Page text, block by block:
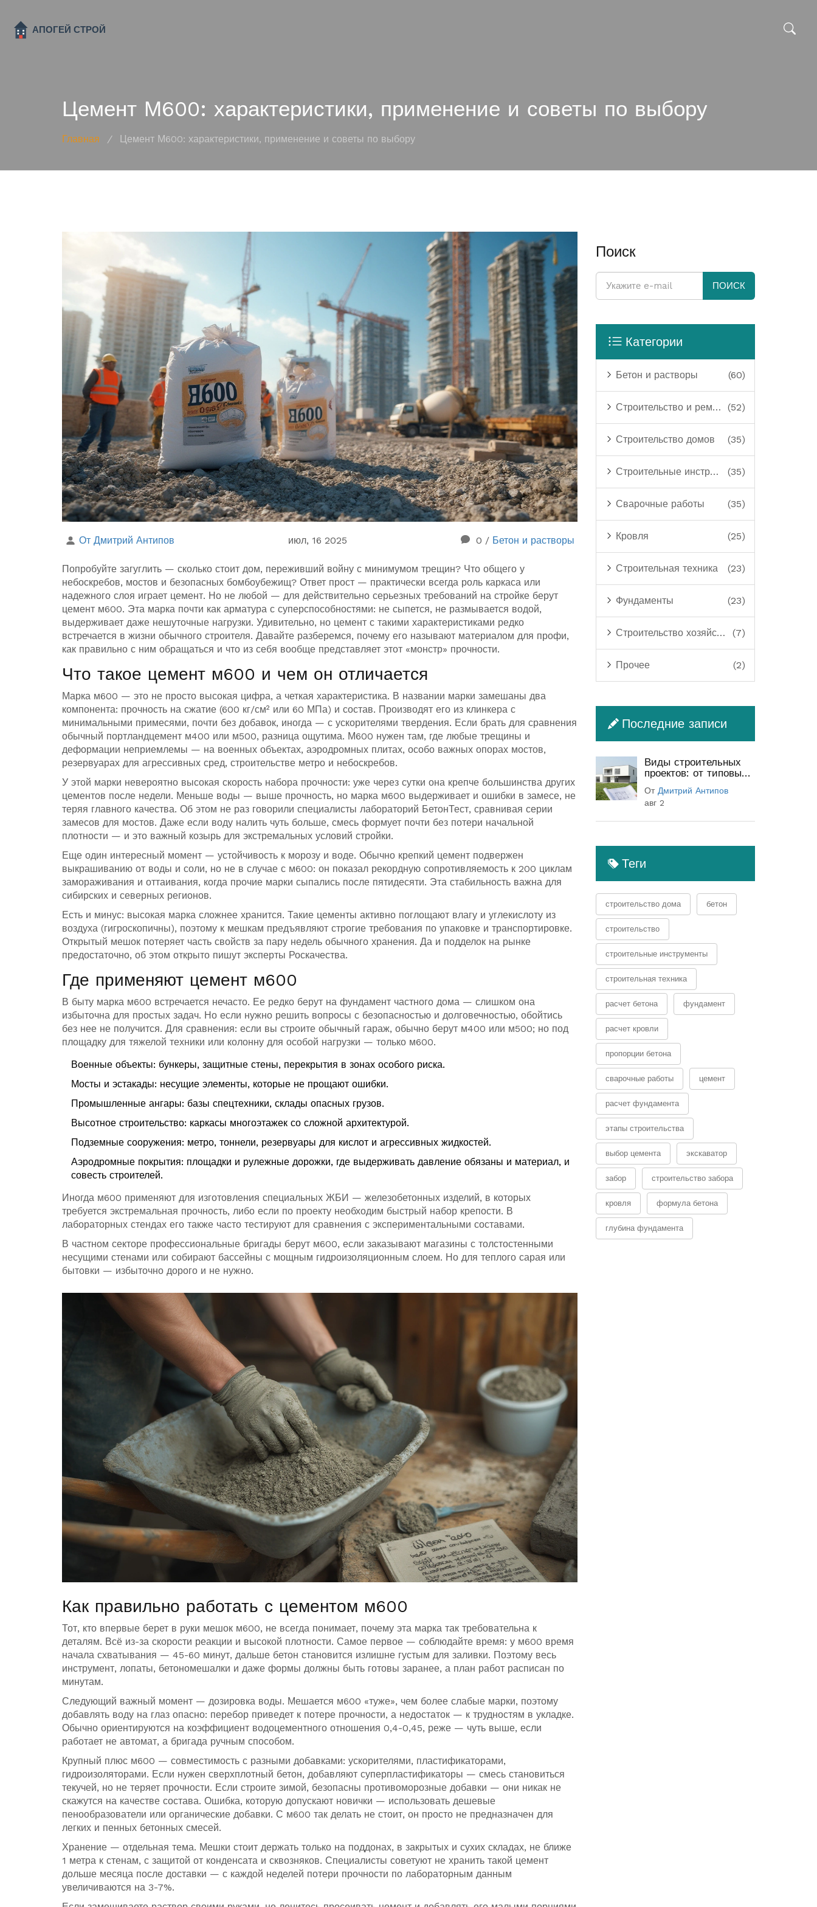
Цемент М600: характеристики, применение и советы по выбору
Главная / Цемент М600: характеристики, применение и советы по выбору
От Дмитрий Антипов июл, 16 2025 0 / Бетон и растворы
Попробуйте загуглить — сколько стоит дом, переживший войну с минимумом трещин? Что общего у
небоскребов, мостов и безопасных бомбоубежищ? Ответ прост — практически всегда роль каркаса или
надежного слоя играет цемент. Но не любой — для действительно серьезных требований на стройке берут
цемент м600. Эта марка почти как арматура с суперспособностями: не сыпется, не размывается водой,
выдерживает даже нешуточные нагрузки. Удивительно, но цемент с такими характеристиками редко
встречается в жизни обычного строителя. Давайте разберемся, почему его называют материалом для профи,
как правильно с ним обращаться и что из себя вообще представляет этот «монстр» прочности.
Что такое цемент м600 и чем он отличается
Марка м600 — это не просто высокая цифра, а четкая характеристика. В названии марки замешаны два
компонента: прочность на сжатие (600 кг/см² или 60 МПа) и состав. Производят его из клинкера с
минимальными примесями, почти без добавок, иногда — с ускорителями твердения. Если брать для сравнения
обычный портландцемент м400 или м500, разница ощутима. М600 нужен там, где любые трещины и
деформации неприемлемы — на военных объектах, аэродромных плитах, особо важных опорах мостов,
резервуарах для агрессивных сред, строительстве метро и небоскребов.
У этой марки невероятно высокая скорость набора прочности: уже через сутки она крепче большинства других
цементов после недели. Меньше воды — выше прочность, но марка м600 выдерживает и ошибки в замесе, не
теряя главного качества. Об этом не раз говорили специалисты лабораторий БетонТест, сравнивая серии
замесов для мостов. Даже если воду налить чуть больше, смесь формует почти без потери начальной
плотности — и это важный козырь для экстремальных условий стройки.
Еще один интересный момент — устойчивость к морозу и воде. Обычно крепкий цемент подвержен
выкрашиванию от воды и соли, но не в случае с м600: он показал рекордную сопротивляемость к 200 циклам
замораживания и оттаивания, когда прочие марки сыпались после пятидесяти. Эта стабильность важна для
сибирских и северных регионов.
Есть и минус: высокая марка сложнее хранится. Такие цементы активно поглощают влагу и углекислоту из
воздуха (гигроскопичны), поэтому к мешкам предъявляют строгие требования по упаковке и транспортировке.
Открытый мешок потеряет часть свойств за пару недель обычного хранения. Да и подделок на рынке
предостаточно, об этом открыто пишут эксперты Роскачества.
Где применяют цемент м600
В быту марка м600 встречается нечасто. Ее редко берут на фундамент частного дома — слишком она
избыточна для простых задач. Но если нужно решить вопросы с безопасностью и долговечностью, обойтись
без нее не получится. Для сравнения: если вы строите обычный гараж, обычно берут м400 или м500; но под
площадку для тяжелой техники или колонну для особой нагрузки — только м600.
Военные объекты: бункеры, защитные стены, перекрытия в зонах особого риска.
Мосты и эстакады: несущие элементы, которые не прощают ошибки.
Промышленные ангары: базы спецтехники, склады опасных грузов.
Высотное строительство: каркасы многоэтажек со сложной архитектурой.
Подземные сооружения: метро, тоннели, резервуары для кислот и агрессивных жидкостей.
Аэродромные покрытия: площадки и рулежные дорожки, где выдерживать давление обязаны и материал, и
совесть строителей.
Иногда м600 применяют для изготовления специальных ЖБИ — железобетонных изделий, в которых
требуется экстремальная прочность, либо если по проекту необходим быстрый набор крепости. В
лабораторных стендах его также часто тестируют для сравнения с экспериментальными составами.
В частном секторе профессиональные бригады берут м600, если заказывают магазины с толстостенными
несущими стенами или собирают бассейны с мощным гидроизоляционным слоем. Но для теплого сарая или
бытовки — избыточно дорого и не нужно.
Как правильно работать с цементом м600
Тот, кто впервые берет в руки мешок м600, не всегда понимает, почему эта марка так требовательна к
деталям. Всё из-за скорости реакции и высокой плотности. Самое первое — соблюдайте время: у м600 время
начала схватывания — 45-60 минут, дальше бетон становится излишне густым для заливки. Поэтому весь
инструмент, лопаты, бетономешалки и даже формы должны быть готовы заранее, а план работ расписан по
минутам.
Следующий важный момент — дозировка воды. Мешается м600 «туже», чем более слабые марки, поэтому
добавлять воду на глаз опасно: перебор приведет к потере прочности, а недостаток — к трудностям в укладке.
Обычно ориентируются на коэффициент водоцементного отношения 0,4-0,45, реже — чуть выше, если
работает не автомат, а бригада ручным способом.
Крупный плюс м600 — совместимость с разными добавками: ускорителями, пластификаторами,
гидроизоляторами. Если нужен сверхплотный бетон, добавляют суперпластификаторы — смесь становиться
текучей, но не теряет прочности. Если строите зимой, безопасны противоморозные добавки — они никак не
скажутся на качестве состава. Ошибка, которую допускают новички — использовать дешевые
пенообразователи или органические добавки. С м600 так делать не стоит, он просто не предназначен для
легких и пенных бетонных смесей.
Хранение — отдельная тема. Мешки стоит держать только на поддонах, в закрытых и сухих складах, не ближе
1 метра к стенам, с защитой от конденсата и сквозняков. Специалисты советуют не хранить такой цемент
дольше месяца после доставки — с каждой неделей потери прочности по лабораторным данным
увеличиваются на 3-7%.
Поиск
ПОИСК
Категории
Бетон и растворы (60)
Строительство и ремонт (52)
Строительство домов (35)
Строительные инструменты (35)
Сварочные работы (35)
Кровля (25)
Строительная техника (23)
Фундаменты (23)
Строительство хозяйственных построек (7)
Прочее (2)
Последние записи
Виды строительных
проектов: от типовых
(полный гид)
От Дмитрий Антипов
авг 2
Теги
строительство дома бетон
строительство
строительные инструменты
строительная техника
расчет бетона фундамент
расчет кровли
пропорции бетона
сварочные работы цемент
расчет фундамента
этапы строительства
выбор цемента экскаватор
забор строительство забора
кровля формула бетона
глубина фундамента